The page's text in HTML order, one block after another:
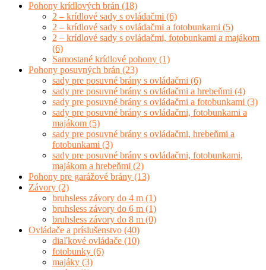
Pohony krídlových brán (18)
2 – krídlové sady s ovládačmi (6)
2 – krídlové sady s ovládačmi a fotobunkami (5)
2 – krídlové sady s ovládačmi, fotobunkami a majákom
(6)
Samostané krídlové pohony (1)
Pohony posuvných brán (23)
sady pre posuvné brány s ovládačmi (6)
sady pre posuvné brány s ovládačmi a hrebeňmi (4)
sady pre posuvné brány s ovládačmi a fotobunkami (3)
sady pre posuvné brány s ovládačmi, fotobunkami a
majákom (5)
sady pre posuvné brány s ovládačmi, hrebeňmi a
fotobunkami (3)
sady pre posuvné brány s ovládačmi, fotobunkami,
majákom a hrebeňmi (2)
Pohony pre garážové brány (13)
Závory (2)
bruhsless závory do 4 m (1)
bruhsless závory do 6 m (1)
bruhsless závory do 8 m (0)
Ovládače a príslušenstvo (40)
diaľkové ovládače (10)
fotobunky (6)
majáky (3)